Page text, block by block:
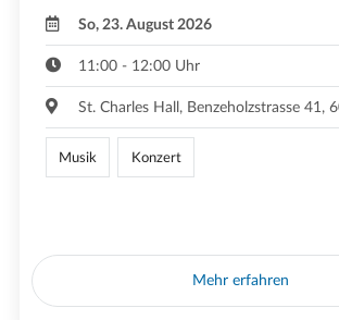
So, 23. August 2026
11:00 - 12:00 Uhr
St. Charles Hall, Benzeholzstrasse 41,
Musik Konzert
Mehr erfahren